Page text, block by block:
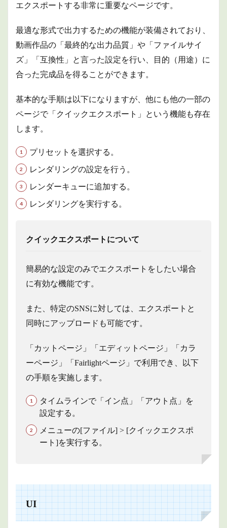
5つの
ア
2.1.1
①レン
ダー設
定
②ビュ
ーア
ュー
2.1.4
ネイル
タイム
ライン
⑤タイ
ムライ
2.2
イン
ター
ース
ルバ
3
商品
まと
め
エクスポートする非常に重要なページです。
最適な形式で出力するための機能が装備されており、
動画作品の「最終的な出力品質」や「ファイルサイ
ズ」「互換性」と言った設定を行い、目的（用途）に
合った完成品を得ることができます。
基本的な手順は以下になりますが、他にも他の一部の
ページで「クイックエクスポート」という機能も存在
します。
プリセットを選択する。
レンダリングの設定を行う。
レンダーキューに追加する。
レンダリングを実行する。
クイックエクスポートについて
簡易的な設定のみでエクスポートをしたい場合
に有効な機能です。
また、特定のSNSに対しては、エクスポートと
同時にアップロードも可能です。
「カットページ」「エディットページ」「カラ
ーページ」「Fairlightページ」で利用でき、以下
の手順を実施します。
タイムラインで「イン点」「アウト点」を
設定する。
メニューの[ファイル] > [クイックエクスポ
ート]を実行する。
UI